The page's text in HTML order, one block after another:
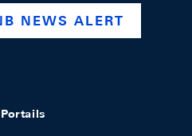
company/swiss-
NEWS ALERT
Portails